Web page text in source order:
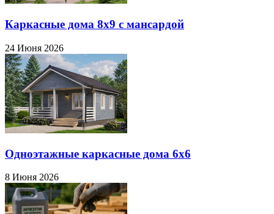
Каркасные дома 8х9 с мансардой
24 Июня 2026
Одноэтажные каркасные дома 6х6
8 Июня 2026